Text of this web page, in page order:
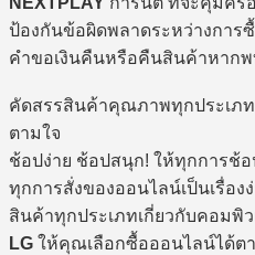
ป้องกันข้อผิดพลาดระหว่างการ
คำขอเงินคืนหรือคืนสินค้าหาก
คัดสรรสินค้าคุณภาพทุกประเภ
ตามใจ
ช้อปง่าย ช้อปสนุก! ให้ทุกการช้อ
ทุกการสั่งของออนไลน์เป็นเรื่อง
สินค้าทุกประเภทเกี่ยวกับคอมพิว
LG ให้คุณเลือกซื้อออนไลน์ได้ต